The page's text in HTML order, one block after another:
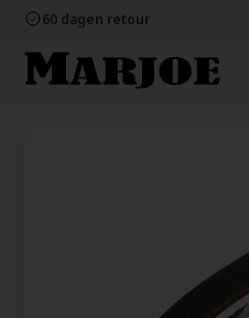
60 dagen retour
Ecommerce Europe
100% nikkelvrij sieraden
60 dagen retour